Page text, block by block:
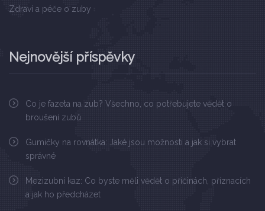
Zdraví a péče o zuby
Nejnovější příspěvky
Co je fazeta na zub? Všechno, co potřebujete vědět o
broušení zubů
Gumičky na rovnátka: Jaké jsou možnosti a jak si vybrat
správné
Mezizubní kaz: Co byste měli vědět o příčinách, příznacích
a jak ho předcházet